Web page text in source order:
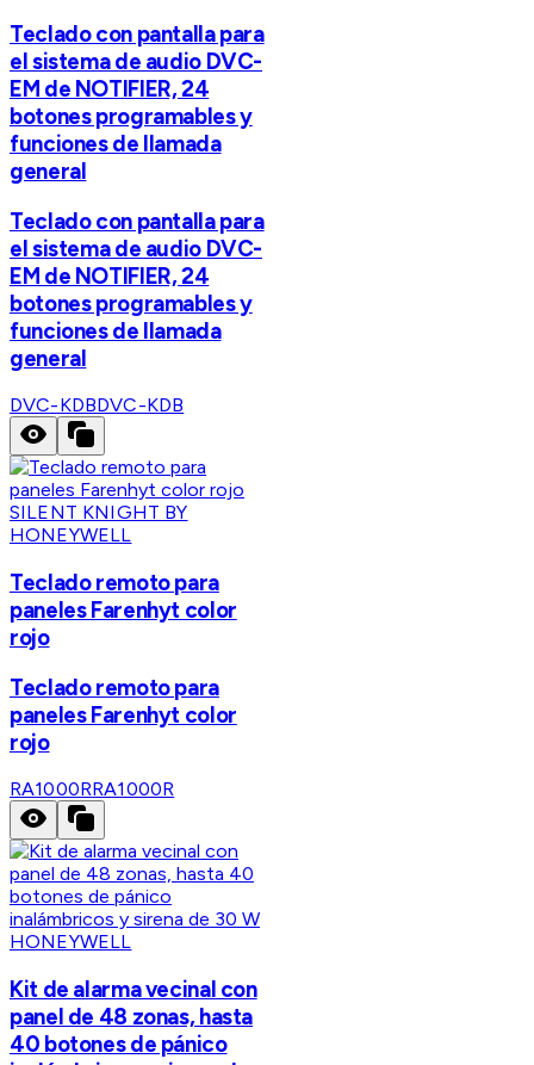
Teclado con pantalla para
el sistema de audio DVC-
EM de NOTIFIER, 24
botones programables y
funciones de llamada
general
Teclado con pantalla para
el sistema de audio DVC-
EM de NOTIFIER, 24
botones programables y
funciones de llamada
general
DVC-KDBDVC-KDB
SILENT KNIGHT BY
HONEYWELL
Teclado remoto para
paneles Farenhyt color
rojo
Teclado remoto para
paneles Farenhyt color
rojo
RA1000RRA1000R
HONEYWELL
Kit de alarma vecinal con
panel de 48 zonas, hasta
40 botones de pánico